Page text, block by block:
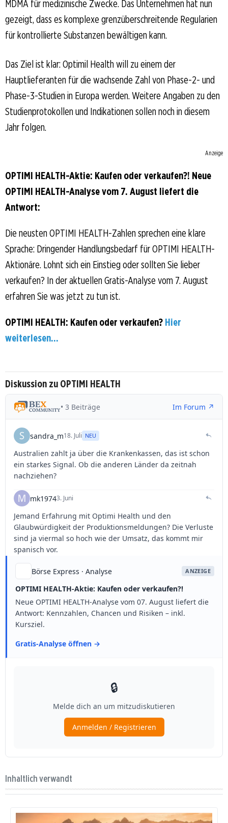
MDMA für medizinische Zwecke. Das Unternehmen hat nun
gezeigt, dass es komplexe grenzüberschreitende Regularien
für kontrollierte Substanzen bewältigen kann.
Das Ziel ist klar: Optimil Health will zu einem der
Hauptlieferanten für die wachsende Zahl von Phase-2- und
Phase-3-Studien in Europa werden. Weitere Angaben zu den
Studienprotokollen und Indikationen sollen noch in diesem
Jahr folgen.
Anzeige
OPTIMI HEALTH-Aktie: Kaufen oder verkaufen?! Neue
OPTIMI HEALTH-Analyse vom 7. August liefert die
Antwort:
Die neusten OPTIMI HEALTH-Zahlen sprechen eine klare
Sprache: Dringender Handlungsbedarf für OPTIMI HEALTH-
Aktionäre. Lohnt sich ein Einstieg oder sollten Sie lieber
verkaufen? In der aktuellen Gratis-Analyse vom 7. August
erfahren Sie was jetzt zu tun ist.
OPTIMI HEALTH: Kaufen oder verkaufen? Hier
weiterlesen...
Diskussion zu OPTIMI HEALTH
Inhaltlich verwandt